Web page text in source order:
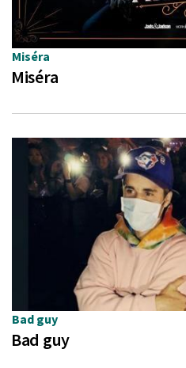
Miséra
Miséra
Bad guy
Bad guy